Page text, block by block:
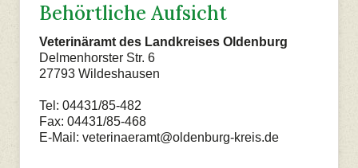
Behörtliche Aufsicht
Veterinäramt des Landkreises Oldenburg
Delmenhorster Str. 6
27793 Wildeshausen
Tel: 04431/85-482
Fax: 04431/85-468
E-Mail: veterinaeramt@oldenburg-kreis.de